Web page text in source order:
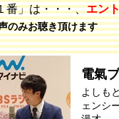
番」は・・・、エン
のみお聴き頂けます
電氣
よしも
ェンシ